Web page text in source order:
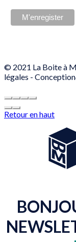
© 2021 La Boite à
légales -
Retour en haut